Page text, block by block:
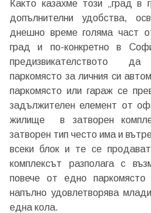
Както казахме този „град в
допълнителни удобства,
днешно време голяма част
град и по-конкретно в
предизвикателството
паркомясто за личния си
паркомясто или гараж се
задължителен елемент от
жилище в затворен
затворен тип често има и
всеки блок и те се
комплексът разполага с
повече от едно паркомясто
напълно удовлетворява
една кола.